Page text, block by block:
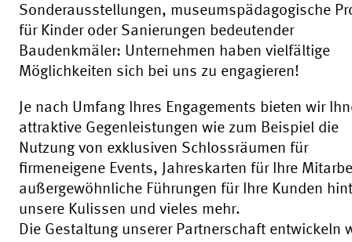
Sonderausstellungen, museumspädagogische
für Kinder oder Sanierungen bedeutender
Baudenkmäler: Unternehmen haben vielfältige
Möglichkeiten sich bei uns zu engagieren!
Je nach Umfang Ihres Engagements bieten wir
attraktive Gegenleistungen wie zum Beispiel die
Nutzung von exklusiven Schlossräumen für
firmeneigene Events, Jahreskarten für Ihre
außergewöhnliche Führungen für Ihre Kunden
unsere Kulissen und vieles mehr.
Die Gestaltung unserer Partnerschaft entwickeln